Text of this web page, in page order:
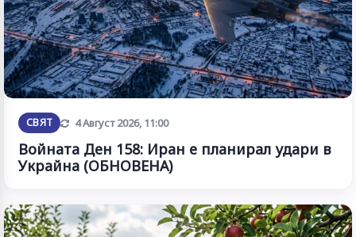
СВЯТ Обновена
4 Август 2026, 11:00
Войната Ден 158: Иран е планирал удари в
Украйна (ОБНОВЕНА)